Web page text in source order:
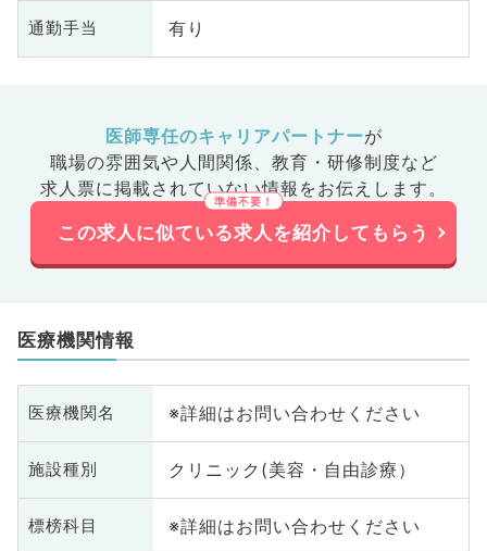
科系全般、一般外科、消化器外
科、乳腺外科、総合診療科、美容
系、膠原病科、スポーツ整形外
科、大腸・肛門外科、その他、産
業医、科目不問
通勤手当 有り
医師専任のキャリアパートナーが
職場の雰囲気や人間関係、 教育・研修制度など
求人票に掲載されていない情報をお伝えします。
この求人に似ている求人を紹介してもらう
医療機関情報
医療機関名 ※詳細はお問い合わせください
施設種別 クリニック(美容・自由診療）
標榜科目 ※詳細はお問い合わせください